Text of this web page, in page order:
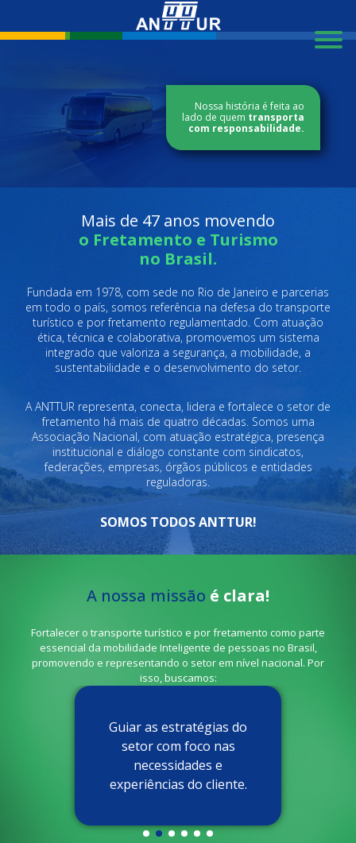
Nossa história é feita ao
lado de quem transporta
com responsabilidade.
Mais de 47 anos movendo
o Fretamento e Turismo
no Brasil.
Fundada em 1978, com sede no Rio de Janeiro e parcerias
em todo o país, somos referência na defesa do transporte
turístico e por fretamento regulamentado. Com atuação
ética, técnica e colaborativa, promovemos um sistema
integrado que valoriza a segurança, a mobilidade, a
sustentabilidade e o desenvolvimento do setor.
A ANTTUR representa, conecta, lidera e fortalece o setor de
fretamento há mais de quatro décadas. Somos uma
Associação Nacional, com atuação estratégica, presença
institucional e diálogo constante com sindicatos,
federações, empresas, órgãos públicos e entidades
reguladoras.
SOMOS TODOS ANTTUR!
A nossa missão é clara!
Fortalecer o transporte turístico e por fretamento como parte
essencial da mobilidade Inteligente de pessoas no Brasil,
promovendo e representando o setor em nível nacional. Por
isso, buscamos:
Guiar as estratégias do
setor com foco nas
necessidades e
experiências do cliente.